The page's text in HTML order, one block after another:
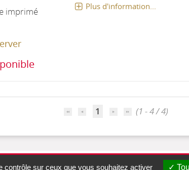
imprimé Plus d'information...
1 (1 - 4 / 4)
contrôle sur ceux que vous souhaitez activer